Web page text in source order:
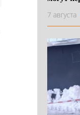
7 августа